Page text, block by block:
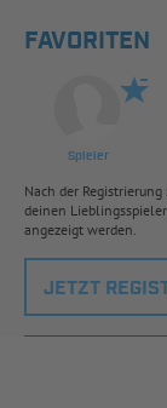
FAVORITEN
Spieler
Nach der
deinen
angezeigt werden.
JETZT